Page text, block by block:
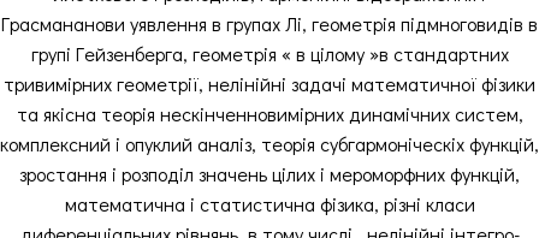
Грасмананови уявлення в групах Лі, геометрія підмноговидів в
групі Гейзенберга, геометрія « в цілому »в стандартних
тривимірних геометрії, нелінійні задачі математичної фізики
та якісна теорія нескінченновимірних динамічних систем,
комплексний і опуклий аналіз, теорія субгармоніческіх функцій,
зростання і розподіл значень цілих і мероморфних функцій,
математична і статистична фізика, різні класи